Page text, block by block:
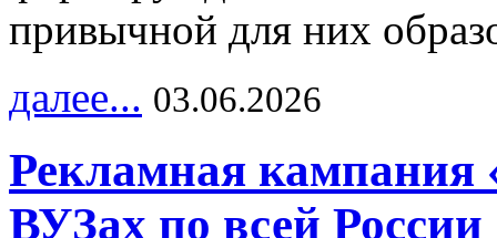
привычной для них
далее... 03.06.2026
Рекламная кампания
ВУЗах по всей России